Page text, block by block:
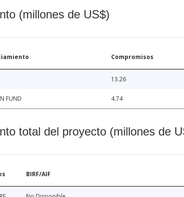
(millones de US$)
Compromisos
13.26
FUND 4.74
total del proyecto (millones de
BIRF/AIF